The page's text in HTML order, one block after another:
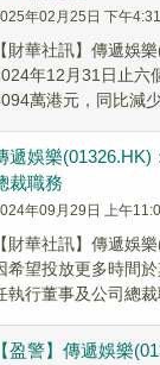
年02月25日 下午4:31
【財華社訊】傳遞娛
年12月31日止六
萬港元，同比減
遞娛樂(01326.HK)
裁職務
年09月29日 上午
【財華社訊】傳遞娛
希望投放更多時間
執行董事及公司總
【盈警】傳遞娛樂